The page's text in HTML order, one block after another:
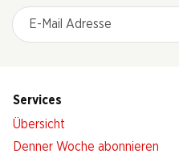
E-Mail Adresse
Services
Übersicht
Denner Woche abonnieren